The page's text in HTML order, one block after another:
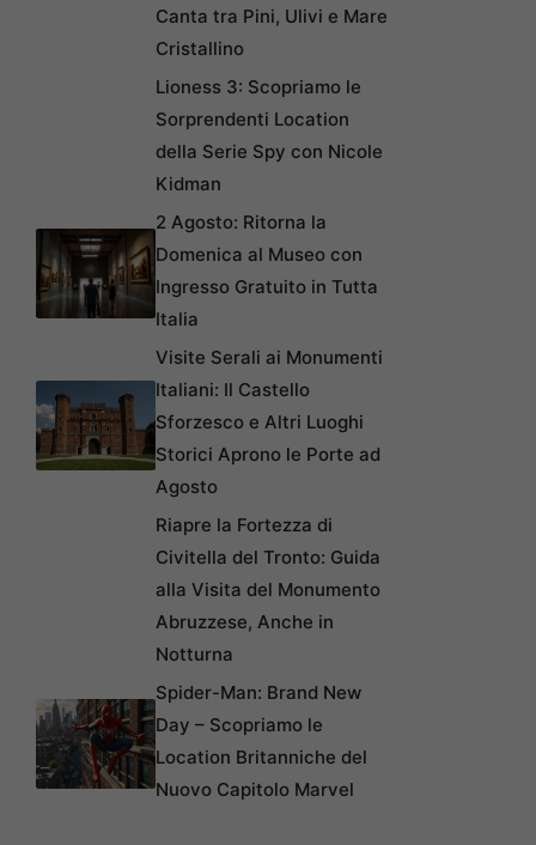
Canta tra Pini, Ulivi e Mare
Cristallino
Lioness 3: Scopriamo le
Sorprendenti Location
della Serie Spy con Nicole
Kidman
2 Agosto: Ritorna la
Domenica al Museo con
Ingresso Gratuito in Tutta
Italia
Visite Serali ai Monumenti
Italiani: Il Castello
Sforzesco e Altri Luoghi
Storici Aprono le Porte ad
Agosto
Riapre la Fortezza di
Civitella del Tronto: Guida
alla Visita del Monumento
Abruzzese, Anche in
Notturna
Spider-Man: Brand New
Day – Scopriamo le
Location Britanniche del
Nuovo Capitolo Marvel